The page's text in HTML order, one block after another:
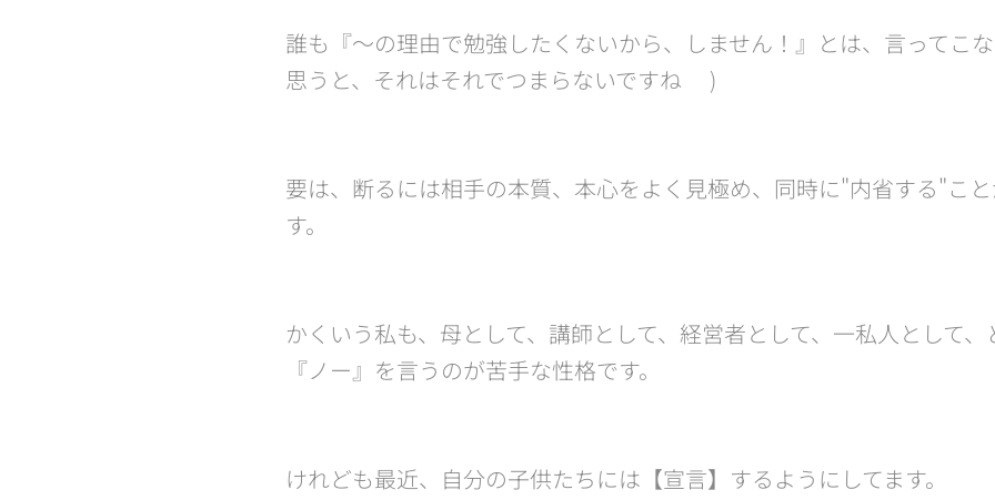
誰も『〜の理由で勉強したくないから、しません！』とは、言ってこ
思うと、それはそれでつまらないですね😝)
要は、断るには相手の本質、本心をよく見極め、同時に"内省する"こ
す。
かくいう私も、母として、講師として、経営者として、一私人として
『ノー』を言うのが苦手な性格です。
けれども最近、自分の子供たちには【宣言】するようにしてます。